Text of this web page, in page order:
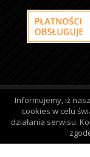
Informujemy, iż
cookies w celu
działania serwisu.
Site
©